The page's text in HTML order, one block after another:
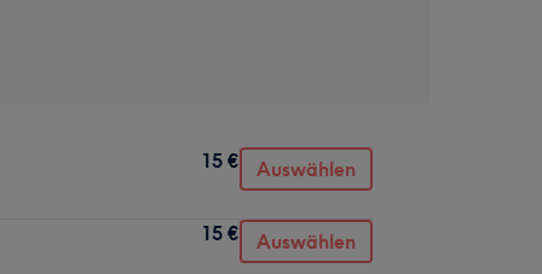
15 € Auswählen
15 € Auswählen